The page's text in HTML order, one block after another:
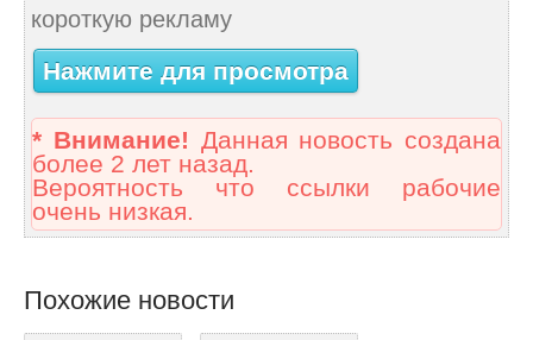
короткую рекламу
Нажмите для просмотра
* Внимание! Данная новость создана
более 2 лет назад.
Вероятность что ссылки рабочие
очень низкая.
Похожие новости